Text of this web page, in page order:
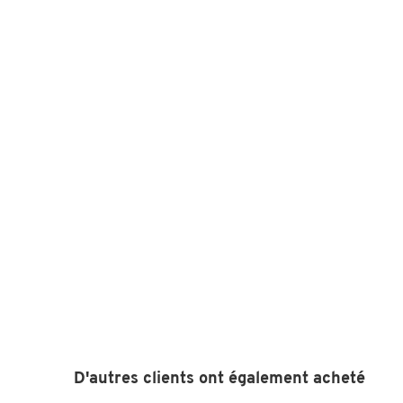
D'autres clients ont également acheté